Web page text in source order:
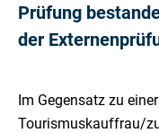
Prüfung
der
Im Gegensatz zu
Tourismuskauffrau/